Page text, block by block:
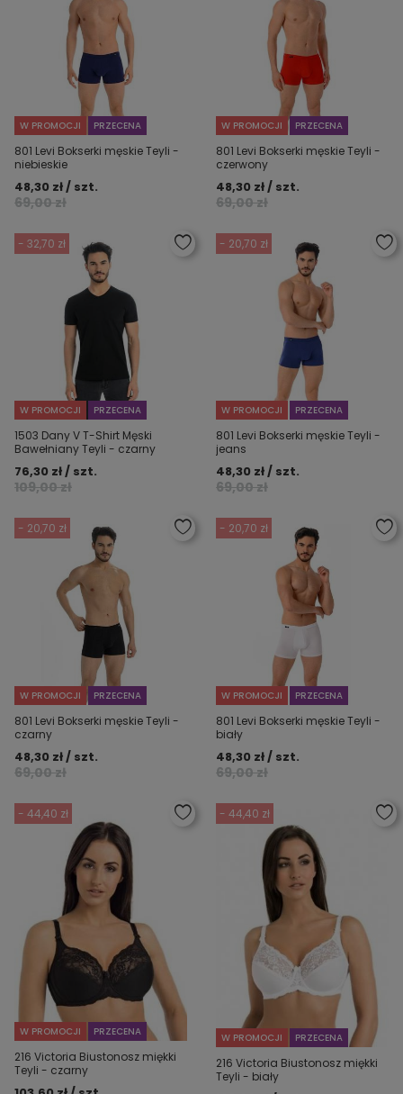
W PROMOCJI PRZECENA
801 Levi Bokserki męskie Teyli -
niebieskie
69,00 zł
48,30 zł / szt.
W PROMOCJI PRZECENA
801 Levi Bokserki męskie Teyli -
czerwony
69,00 zł
48,30 zł / szt.
- 32,70 zł
W PROMOCJI PRZECENA
1503 Dany V T-Shirt Męski
Bawełniany Teyli - czarny
109,00 zł
76,30 zł / szt.
- 20,70 zł
W PROMOCJI PRZECENA
801 Levi Bokserki męskie Teyli -
jeans
69,00 zł
48,30 zł / szt.
- 20,70 zł
W PROMOCJI PRZECENA
801 Levi Bokserki męskie Teyli -
czarny
69,00 zł
48,30 zł / szt.
- 20,70 zł
W PROMOCJI PRZECENA
801 Levi Bokserki męskie Teyli -
biały
69,00 zł
48,30 zł / szt.
- 44,40 zł
W PROMOCJI PRZECENA
216 Victoria Biustonosz miękki
Teyli - czarny
- 44,40 zł
W PROMOCJI PRZECENA
216 Victoria Biustonosz miękki
Teyli - biały